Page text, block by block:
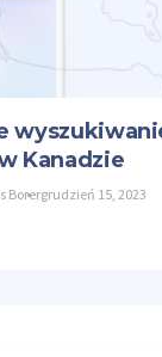
Kanadzie
Borergrudzień 15, 2023